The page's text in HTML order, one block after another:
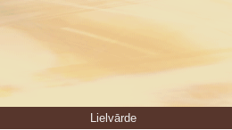
Lielvārde